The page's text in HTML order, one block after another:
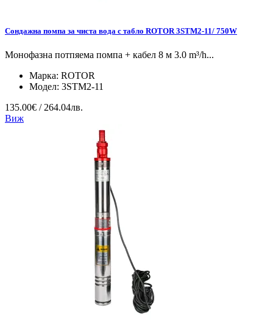
Сондажна помпа за чиста вода с табло ROTOR 3STM2-11/ 750W
Монофазна потпяема помпа + кабел 8 м 3.0 m³/h...
Марка: ROTOR
Модел: 3STM2-11
135.00€ / 264.04лв.
Виж